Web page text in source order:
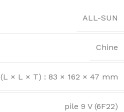
ALL-SUN
Chine
(L × L × T) : 83 × 162 × 47 mm
pile 9 V (6F22)